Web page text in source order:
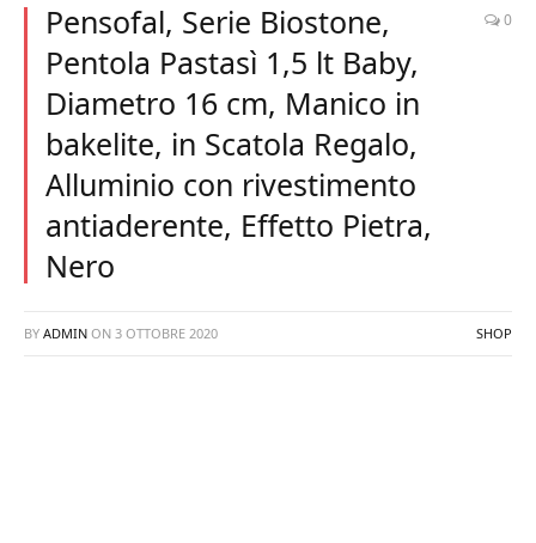
Pensofal, Serie Biostone,
Pentola Pastasì 1,5 lt Baby,
Diametro 16 cm, Manico in
bakelite, in Scatola Regalo,
Alluminio con rivestimento
antiaderente, Effetto Pietra,
Nero
0
BY ADMIN ON 3 OTTOBRE 2020 SHOP